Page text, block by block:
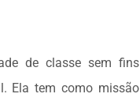
de classe sem fins
Ela tem como missão